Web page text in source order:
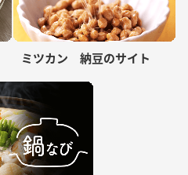
ミツカン 納豆のサイト